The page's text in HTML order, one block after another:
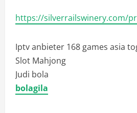
https://silverrailswinery.com/
Iptv anbieter 168 games asia
Slot Mahjong
Judi bola
bolagila